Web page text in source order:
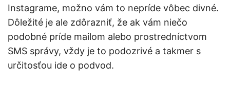
Instagrame, možno vám to nepríde vôbec divné.
Dôležité je ale zdôrazniť, že ak vám niečo
podobné príde mailom alebo prostredníctvom
SMS správy, vždy je to podozrivé a takmer s
určitosťou ide o podvod.